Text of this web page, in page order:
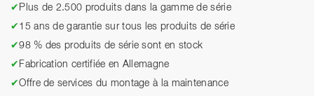
✔ Plus de 2.500 produits dans la gamme de série
✔ 15 ans de garantie sur tous les produits de série
✔98 % des produits de série sont en stock
✔ Fabrication certifiée en Allemagne
✔Offre de services du montage à la maintenance